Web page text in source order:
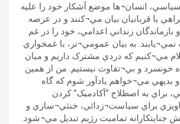
انسان¬ها موضع آشکار خود را عليه
با قربانيان بيان مي¬کنند و در عرصه
بازماندگان زنداني اعدامي، خود را در غم
نمي¬يابند. به بيان عمومي¬تر، با غمخواري
مي¬کنيم که دردي مشترک داريم و ميان
خونسرد و بي¬تفاوت نيستيم. من از همين
بديهي مي¬خواهم يادآور شوم که گاه
براي به اصطلاح “آکادميک” کردن
براي سياست¬زدائي، خنثي¬سازي و
تماميت رژيم تبديل مي¬شود.